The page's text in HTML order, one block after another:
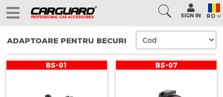
SIGN IN RO
ADAPTOARE PENTRU BECURI
BS-01 BS-07